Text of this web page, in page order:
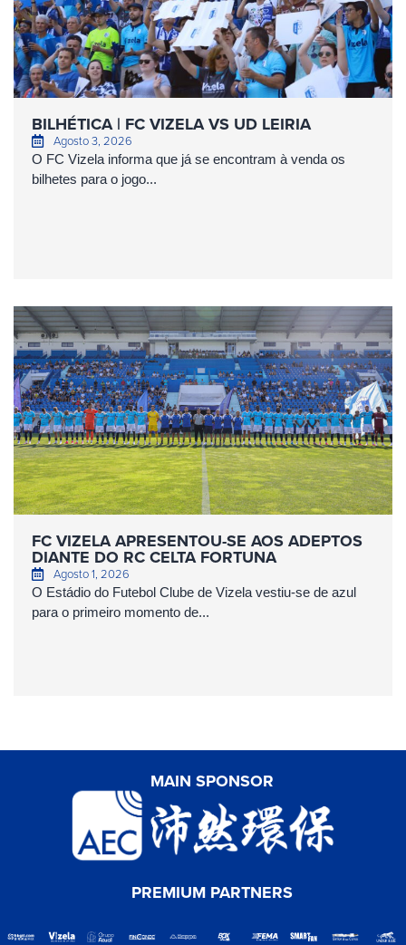
BILHÉTICA | FC VIZELA VS UD LEIRIA
Agosto 3, 2026
O FC Vizela informa que já se encontram à venda os
bilhetes para o jogo...
FC VIZELA APRESENTOU-SE AOS ADEPTOS
DIANTE DO RC CELTA FORTUNA
Agosto 1, 2026
O Estádio do Futebol Clube de Vizela vestiu-se de azul
para o primeiro momento de...
MAIN SPONSOR
PREMIUM PARTNERS